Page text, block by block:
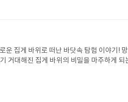
하고 놀랐다. LP판을 사고 싶단 생각도 했
빠져 지하철 사린 테러를 일으켰을까. 우
들, 혹은 피해자들과 인터뷰했던 무라카미
양한 방송과 글을 통해서 그들의 이야기가
들게 되었는 지, 그리고 왜 벗어날 생각도, 벗
비 종교라는 조금 결을 달리 하는 부분이
지의 뜻이 있다.1) 일정한 체계나 문장 형식
권으로 읽는 오디세이아글쓴이호메로스
평단 신청 방법 : 기대평 댓글을 작성해주
※ 신청 전, 꼭 확인해주세요!- '사락' 개설 후
개편되어 별도로 개설하지 않으셔도 됩니
상의 주소/연락처 (클릭 시 수정 가능)로 발
배송에서 누락될 수 있습니다(재발송 불
합니다. (포스트가 아닌 '리뷰'로 작성)-
운 집게 바위로 떠난 바닷속 탐험 이야기!
거대해진 집게 바위의 비밀을 마주하게 되
는 환상적인 해양 모험 동화 속으로 풍덩 빠
바로가기 닫기모집인원 : 20명신청기간 :
: 도서/상품 받고 2주 이내 ▶ 주소/연락